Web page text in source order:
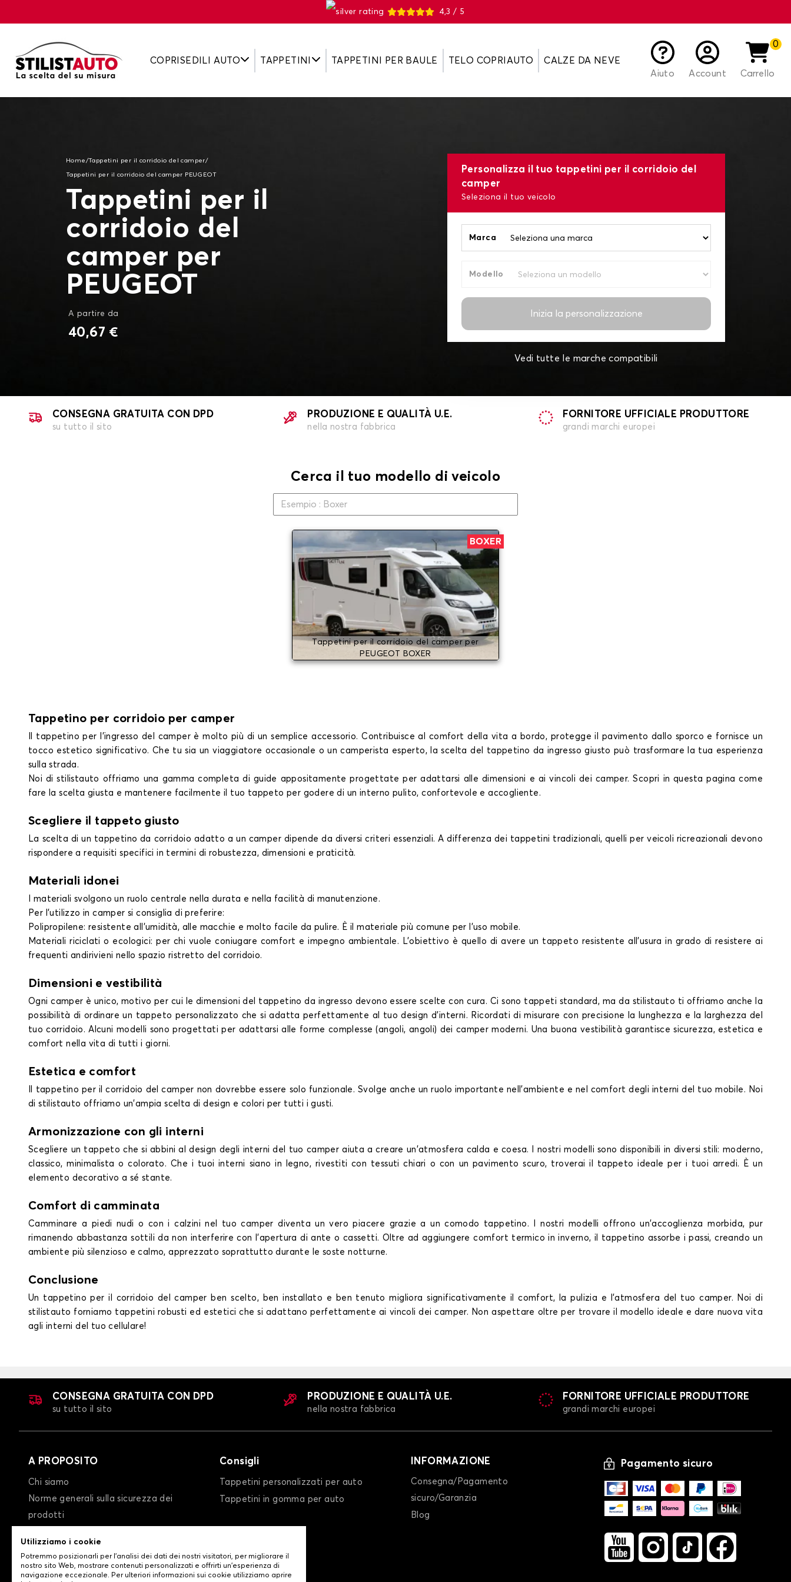
4,3 / 5
COPRISEDILI AUTO TAPPETINI TAPPETINI PER BAULE TELO COPRIAUTO
CALZE DA NEVE
Aiuto
Account
0
Carrello
Home /Tappetini per il corridoio del camper/
Tappetini per il corridoio del camper PEUGEOT
Tappetini per il
corridoio del
camper per
PEUGEOT
A partire da
40,67 €
Personalizza il tuo tappetini per il corridoio del
camper
Seleziona il tuo veicolo
Marca
Modello
Inizia la personalizzazione
Vedi tutte le marche compatibili
CONSEGNA GRATUITA CON DPD
su tutto il sito
PRODUZIONE E QUALITÀ U.E.
nella nostra fabbrica
FORNITORE UFFICIALE PRODUTTORE
grandi marchi europei
Cerca il tuo modello di veicolo
BOXER
Tappetini per il corridoio del camper per
PEUGEOT BOXER
Tappetino per corridoio per camper
Il tappetino per l'ingresso del camper è molto più di un semplice accessorio. Contribuisce al comfort della vita a bordo, protegge il pavimento dallo sporco e fornisce un
tocco estetico significativo. Che tu sia un viaggiatore occasionale o un camperista esperto, la scelta del tappetino da ingresso giusto può trasformare la tua esperienza
sulla strada.
Noi di stilistauto offriamo una gamma completa di guide appositamente progettate per adattarsi alle dimensioni e ai vincoli dei camper. Scopri in questa pagina come
fare la scelta giusta e mantenere facilmente il tuo tappeto per godere di un interno pulito, confortevole e accogliente.
Scegliere il tappeto giusto
La scelta di un tappetino da corridoio adatto a un camper dipende da diversi criteri essenziali. A differenza dei tappetini tradizionali, quelli per veicoli ricreazionali devono
rispondere a requisiti specifici in termini di robustezza, dimensioni e praticità.
Materiali idonei
I materiali svolgono un ruolo centrale nella durata e nella facilità di manutenzione.
Per l'utilizzo in camper si consiglia di preferire:
Polipropilene: resistente all'umidità, alle macchie e molto facile da pulire. È il materiale più comune per l'uso mobile.
Materiali riciclati o ecologici: per chi vuole coniugare comfort e impegno ambientale. L'obiettivo è quello di avere un tappeto resistente all'usura in grado di resistere ai
frequenti andirivieni nello spazio ristretto del corridoio.
Dimensioni e vestibilità
Ogni camper è unico, motivo per cui le dimensioni del tappetino da ingresso devono essere scelte con cura. Ci sono tappeti standard, ma da stilistauto ti offriamo anche la
possibilità di ordinare un tappeto personalizzato che si adatta perfettamente al tuo design d'interni. Ricordati di misurare con precisione la lunghezza e la larghezza del
tuo corridoio. Alcuni modelli sono progettati per adattarsi alle forme complesse (angoli, angoli) dei camper moderni. Una buona vestibilità garantisce sicurezza, estetica e
comfort nella vita di tutti i giorni.
Estetica e comfort
Il tappetino per il corridoio del camper non dovrebbe essere solo funzionale. Svolge anche un ruolo importante nell'ambiente e nel comfort degli interni del tuo mobile. Noi
di stilistauto offriamo un'ampia scelta di design e colori per tutti i gusti.
Armonizzazione con gli interni
Scegliere un tappeto che si abbini al design degli interni del tuo camper aiuta a creare un'atmosfera calda e coesa. I nostri modelli sono disponibili in diversi stili: moderno,
classico, minimalista o colorato. Che i tuoi interni siano in legno, rivestiti con tessuti chiari o con un pavimento scuro, troverai il tappeto ideale per i tuoi arredi. È un
elemento decorativo a sé stante.
Comfort di camminata
Camminare a piedi nudi o con i calzini nel tuo camper diventa un vero piacere grazie a un comodo tappetino. I nostri modelli offrono un'accoglienza morbida, pur
rimanendo abbastanza sottili da non interferire con l'apertura di ante o cassetti. Oltre ad aggiungere comfort termico in inverno, il tappetino assorbe i passi, creando un
ambiente più silenzioso e calmo, apprezzato soprattutto durante le soste notturne.
Conclusione
Un tappetino per il corridoio del camper ben scelto, ben installato e ben tenuto migliora significativamente il comfort, la pulizia e l'atmosfera del tuo camper. Noi di
stilistauto forniamo tappetini robusti ed estetici che si adattano perfettamente ai vincoli dei camper. Non aspettare oltre per trovare il modello ideale e dare nuova vita
agli interni del tuo cellulare!
CONSEGNA GRATUITA CON DPD
su tutto il sito
PRODUZIONE E QUALITÀ U.E.
nella nostra fabbrica
FORNITORE UFFICIALE PRODUTTORE
grandi marchi europei
A PROPOSITO
Chi siamo
Norme generali sulla sicurezza dei
prodotti
Contattaci
Consigli
Tappetini personalizzati per auto
Tappetini in gomma per auto
INFORMAZIONE
Consegna/Pagamento
sicuro/Garanzia
Blog
Pagamento sicuro
Utilizziamo i cookie
Potremmo posizionarli per l'analisi dei dati dei nostri visitatori, per migliorare il
nostro sito Web, mostrare contenuti personalizzati e offrirti un'esperienza di
navigazione eccezionale. Per ulteriori informazioni sui cookie utilizziamo aprire